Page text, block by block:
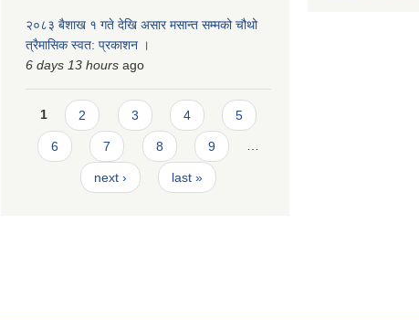
२०८३ बैशाख १ गते देखि असार मसान्त सम्मको चौथो
त्रैमासिक स्वत: प्रकाशन ।
6 days 13 hours ago
Pages
1 2 3 4 5
6 7 8 9 …
next › last »